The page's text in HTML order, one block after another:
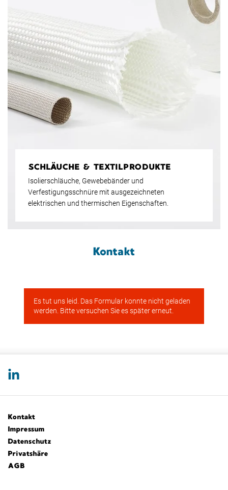
SCHLÄUCHE & TEXTILPRODUKTE
Isolierschläuche, Gewebebänder und
Verfestigungsschnüre mit ausgezeichneten
elektrischen und thermischen Eigenschaften.
Kontakt
Kontakt
Impressum
Datenschutz
Privatshäre
AGB